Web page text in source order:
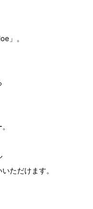
」。
ただけます。